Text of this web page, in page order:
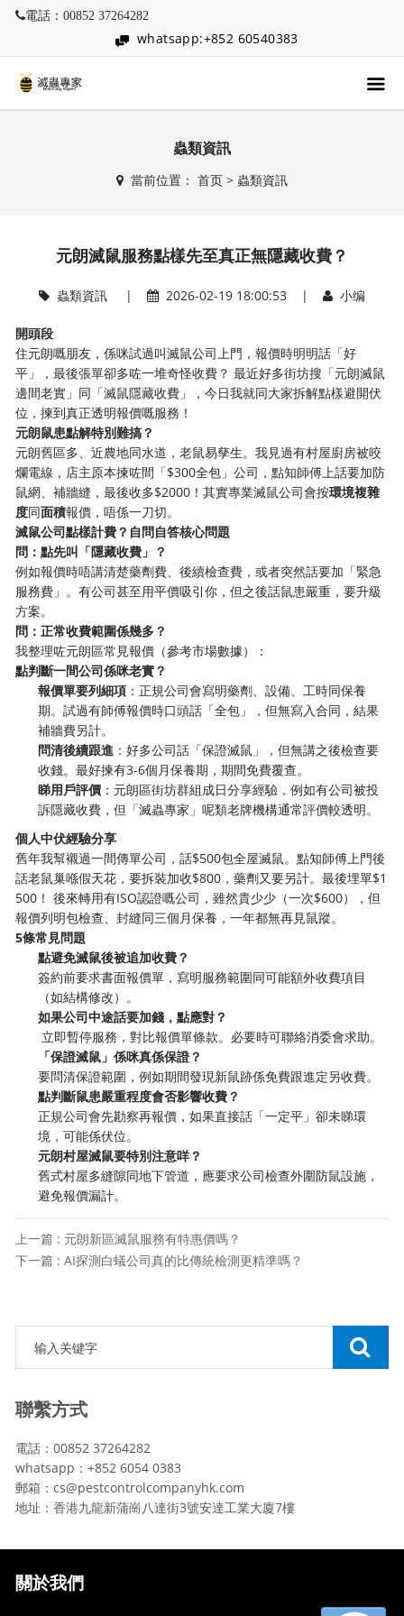
電話：00852 37264282
whatsapp:+852 60540383
蟲類資訊
當前位置： 首页> 蟲類資訊
元朗滅鼠服務點樣先至真正無隱藏收費？
蟲類資訊| 2026-02-19 18:00:53 | 小编
開頭段
住元朗嘅朋友，係咪試過叫滅鼠公司上門，報價時明明話「好
平」，最後張單卻多咗一堆奇怪收費？ 最近好多街坊搜「元朗滅鼠
邊間老實」同「滅鼠隱藏收費」，今日我就同大家拆解點樣避開伏
位，揀到真正透明報價嘅服務！
元朗鼠患點解特別難搞？
元朗舊區多、近農地同水道，老鼠易孳生。我見過有村屋廚房被咬
爛電線，店主原本揀咗間「$300全包」公司，點知師傅上話要加防
鼠網、補牆縫，最後收多$2000！其實專業滅鼠公司會按環境複雜
度同面積報價，唔係一刀切。
滅鼠公司點樣計費？自問自答核心問題
問：點先叫「隱藏收費」？
例如報價時唔講清楚藥劑費、後續檢查費，或者突然話要加「緊急
服務費」。有公司甚至用平價吸引你，但之後話鼠患嚴重，要升級
方案。
問：正常收費範圍係幾多？
我整理咗元朗區常見報價（參考市場數據）：
點判斷一間公司係咪老實？
報價單要列細項 ：正規公司會寫明藥劑、設備、工時同保養
期。試過有師傅報價時口頭話「全包」，但無寫入合同，結果
補牆費另計。
問清後續跟進 ：好多公司話「保證滅鼠」，但無講之後檢查要
收錢。最好揀有3-6個月保養期，期間免費覆查。
睇用戶評價 ：元朗區街坊群組成日分享經驗，例如有公司被投
訴隱藏收費，但「滅蟲專家」呢類老牌機構通常評價較透明。
個人中伏經驗分享
舊年我幫襯過一間傳單公司，話$500包全屋滅鼠。點知師傅上門後
話老鼠巢喺假天花，要拆裝加收$800，藥劑又要另計。最後埋單$1
500！ 後來轉用有ISO認證嘅公司，雖然貴少少（一次$600），但
報價列明包檢查、封縫同三個月保養，一年都無再見鼠蹤。
5條常見問題
點避免滅鼠後被追加收費？
簽約前要求書面報價單，寫明服務範圍同可能額外收費項目
（如結構修改）。
如果公司中途話要加錢，點應對？
️ 立即暫停服務，對比報價單條款。必要時可聯絡消委會求助。
「保證滅鼠」係咪真係保證？
要問清保證範圍，例如期間發現新鼠跡係免費跟進定另收費。
點判斷鼠患嚴重程度會否影響收費？
正規公司會先勘察再報價，如果直接話「一定平」卻未睇環
境，可能係伏位。
元朗村屋滅鼠要特別注意咩？
舊式村屋多縫隙同地下管道，應要求公司檢查外圍防鼠設施，
避免報價漏計。
上一篇 : 元朗新區滅鼠服務有特惠價嗎？
下一篇 : AI探測白蟻公司真的比傳統檢測更精準嗎？
聯繫方式
電話：00852 37264282
whatsapp：+852 6054 0383
郵箱：cs@pestcontrolcompanyhk.com
地址：香港九龍新蒲崗八達街3號安達工業大廈7樓
關於我們